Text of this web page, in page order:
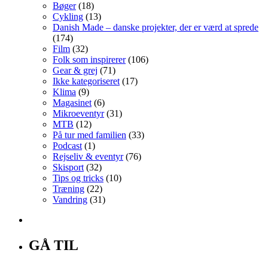
Bøger(18)
Cykling (13)
Danish Made – danske projekter, der er værd at sprede
(174)
Film (32)
Folk som inspirerer(106)
Gear & grej (71)
Ikke kategoriseret (17)
Klima (9)
Magasinet (6)
Mikroeventyr(31)
MTB (12)
På tur med familien (33)
Podcast (1)
Rejseliv & eventyr(76)
Skisport (32)
Tips og tricks (10)
Træning (22)
Vandring (31)
GÅ TIL